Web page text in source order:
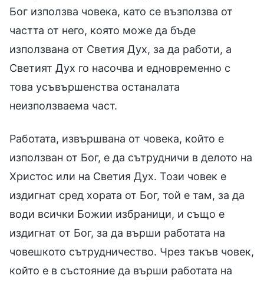
Бог използва човека, като се възползва от
частта от него, която може да бъде
използвана от Светия Дух, за да работи, а
Светият Дух го насочва и едновременно с
това усъвършенства останалата
неизползваема част.
Работата, извършвана от човека, който е
използван от Бог, е да сътрудничи в делото на
Христос или на Светия Дух. Този човек е
издигнат сред хората от Бог, той е там, за да
води всички Божии избраници, и също е
издигнат от Бог, за да върши работата на
човешкото сътрудничество. Чрез такъв човек,
който е в състояние да върши работата на